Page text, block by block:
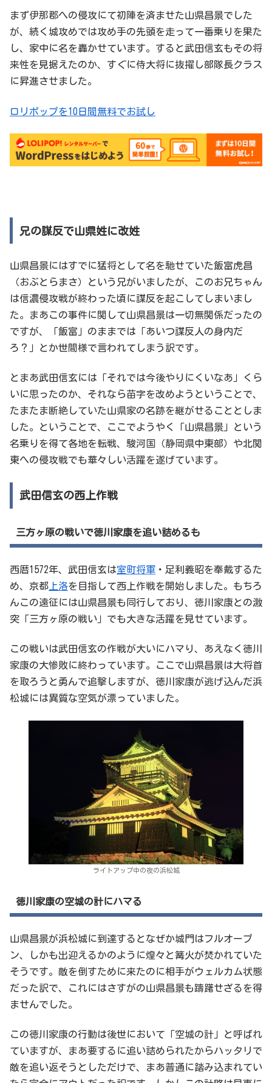
まず伊那郡への侵攻にて初陣を済ませた山県昌景でした
が、続く城攻めでは攻め手の先頭を走って一番乗りを果た
し、家中に名を轟かせています。すると武田信玄もその将
来性を見据えたのか、すぐに侍大将に抜擢し部隊長クラス
に昇進させました。
ロリポップを10日間無料でお試し
兄の謀反で山県姓に改姓
山県昌景にはすでに猛将として名を馳せていた飯富虎昌
（おぶとらまさ）という兄がいましたが、このお兄ちゃん
は信濃侵攻戦が終わった頃に謀反を起こしてしまいまし
た。まあこの事件に関して山県昌景は一切無関係だったの
ですが、「飯富」のままでは「あいつ謀反人の身内だ
ろ？」とか世間様で言われてしまう訳です。
とまあ武田信玄には「それでは今後やりにくいなあ」くら
いに思ったのか、それなら苗字を改めようということで、
たまたま断絶していた山県家の名跡を継がせることとしま
した。ということで、ここでようやく「山県昌景」という
名乗りを得て各地を転戦、駿河国（静岡県中東部）や北関
東への侵攻戦でも華々しい活躍を遂げています。
武田信玄の西上作戦
三方ヶ原の戦いで徳川家康を追い詰めるも
西暦1572年、武田信玄は室町将軍 ・足利義昭を奉戴するた
め、京都 上洛を目指して西上作戦を開始しました。もちろ
んこの遠征には山県昌景も同行しており、徳川家康との激
突「三方ヶ原の戦い」でも大きな活躍を見せています。
この戦いは武田信玄の作戦が大いにハマり、あえなく徳川
家康の大惨敗に終わっています。ここで山県昌景は大将首
を取ろうと勇んで追撃しますが、徳川家康が逃げ込んだ浜
松城には異質な空気が漂っていました。
ライトアップ中の夜の浜松城
徳川家康の空城の計にハマる
山県昌景が浜松城に到達するとなぜか城門はフルオープ
ン、しかも出迎えるかのように煌々と篝火が焚かれていた
そうです。敵を倒すために来たのに相手がウェルカム状態
だった訳で、これにはさすがの山県昌景も躊躇せざるを得
ませんでした。
この徳川家康の行動は後世において「空城の計」と呼ばれ
ていますが、まあ要するに追い詰められたからハッタリで
敵を追い返そうとしただけで、まあ普通に踏み込まれてい